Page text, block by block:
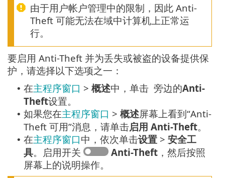
由于用户帐户管理中的限制，因此 Anti-
Theft 可能无法在域中计算机上正常运
行。
要启用 Anti-Theft 并为丢失或被盗的设备提供保
护，请选择以下选项之一：
• 在主程序窗口 > 概述中，单击 旁边的Anti-
Theft设置。
• 如果您在主程序窗口 > 概述屏幕上看到“Anti-
Theft 可用”消息，请单击启用 Anti-Theft。
• 在主程序窗口中，依次单击设置 > 安全工
具。启用开关 Anti-Theft ，然后按照
屏幕上的说明操作。